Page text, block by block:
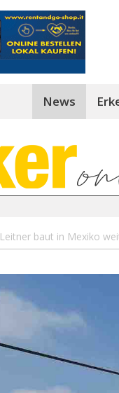
News
Leitner baut in Mexiko